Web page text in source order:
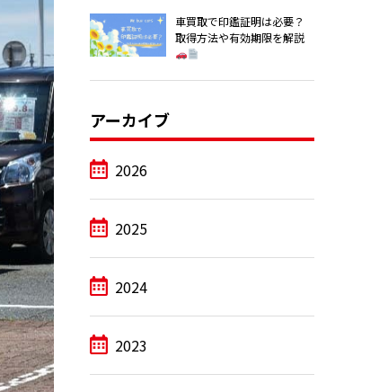
車買取で印鑑証明は必要？
取得方法や有効期限を解説
アーカイブ
2026
2025
2024
2023